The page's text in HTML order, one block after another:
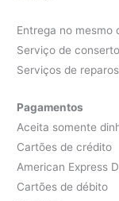
Entrega no mesmo
Serviço de
Serviços de
Pagamentos
Aceita somente
Cartões de crédito
American Express
Cartões de débito